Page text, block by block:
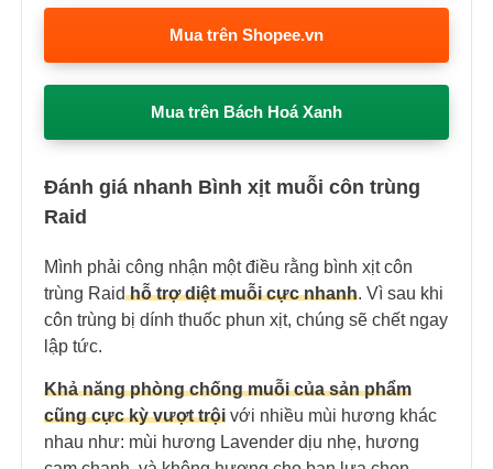
Mua trên Shopee.vn
Mua trên Bách Hoá Xanh
Đánh giá nhanh Bình xịt muỗi côn trùng
Raid
Mình phải công nhận một điều rằng bình xịt côn
trùng Raidhỗ trợ diệt muỗi cực nhanh. Vì sau khi
côn trùng bị dính thuốc phun xịt, chúng sẽ chết ngay
lập tức.
Khả năng phòng chống muỗi của sản phẩm
cũng cực kỳ vượt trội với nhiều mùi hương khác
nhau như: mùi hương Lavender dịu nhẹ, hương